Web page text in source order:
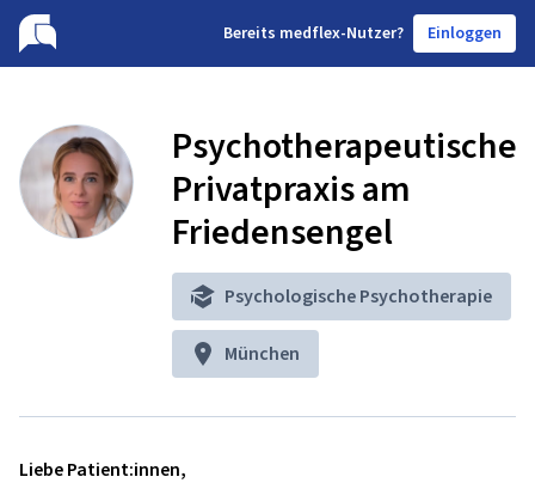
Bereits medflex-Nutzer? Einloggen
Psychotherapeutische
Privatpraxis am
Friedensengel
Psychologische Psychotherapie
München
Liebe Patient:innen,